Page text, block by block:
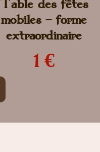
Table des fêtes
mobiles - forme
extraordinaire
1 €